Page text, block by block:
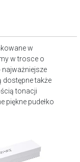
w
w trosce o
dostępne także
tonacji
piękne pudełko